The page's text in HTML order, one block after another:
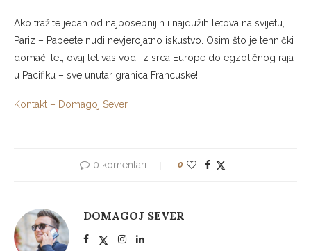
Ako tražite jedan od najposebnijih i najdužih letova na svijetu,
Pariz – Papeete nudi nevjerojatno iskustvo. Osim što je tehnički
domaći let, ovaj let vas vodi iz srca Europe do egzotičnog raja
u Pacifiku – sve unutar granica Francuske!
Kontakt – Domagoj Sever
0 komentari 0
DOMAGOJ SEVER